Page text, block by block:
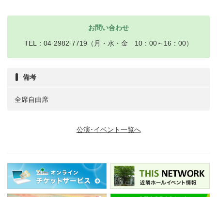
お問い合わせ
TEL：04-2982-7719（月・水・金 10：00～16：00）
備考
全席自由席
公演･イベント一覧へ